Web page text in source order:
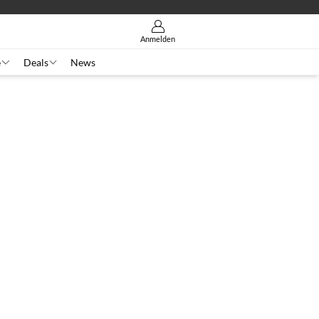
Anmelden
Deals News